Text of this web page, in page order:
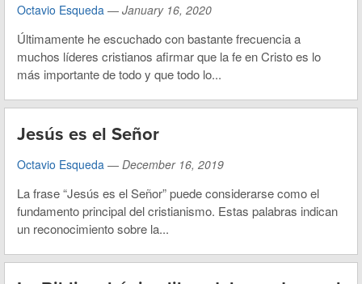
Octavio Esqueda — January 16, 2020
Últimamente he escuchado con bastante frecuencia a
muchos líderes cristianos afirmar que la fe en Cristo es lo
más importante de todo y que todo lo...
Jesús es el Señor
Octavio Esqueda — December 16, 2019
La frase “Jesús es el Señor” puede considerarse como el
fundamento principal del cristianismo. Estas palabras indican
un reconocimiento sobre la...